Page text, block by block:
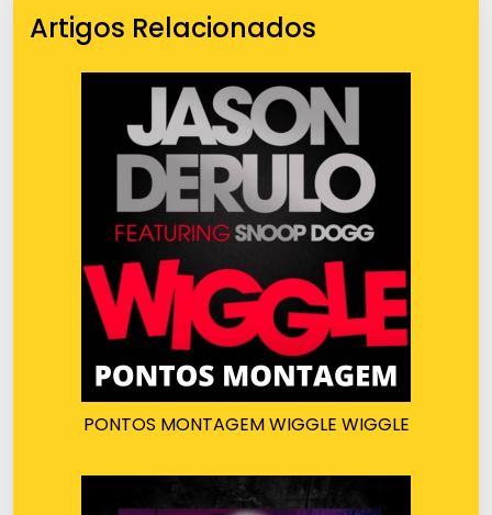
Artigos Relacionados
PONTOS MONTAGEM WIGGLE WIGGLE